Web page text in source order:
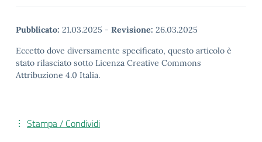
Pubblicato: 21.03.2025 - Revisione: 26.03.2025
Eccetto dove diversamente specificato, questo articolo è
stato rilasciato sotto Licenza Creative Commons
Attribuzione 4.0 Italia.
Stampa / Condividi